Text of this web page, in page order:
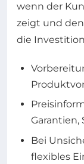
wenn der
zeigt und
die
Garantien,
Bei
flexibles